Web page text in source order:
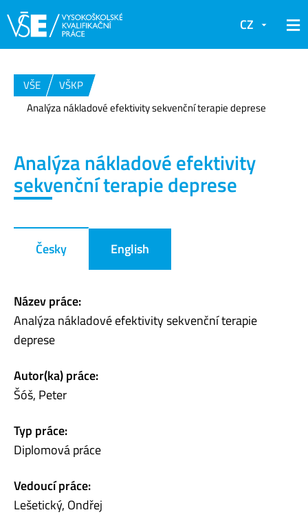
CZ
VŠE
VŠKP
Analýza nákladové efektivity sekvenční terapie deprese
Analýza nákladové efektivity
sekvenční terapie deprese
Česky English
Název práce:
Analýza nákladové efektivity sekvenční terapie
deprese
Autor(ka) práce:
Šóš, Peter
Typ práce:
Diplomová práce
Vedoucí práce:
Lešetický, Ondřej